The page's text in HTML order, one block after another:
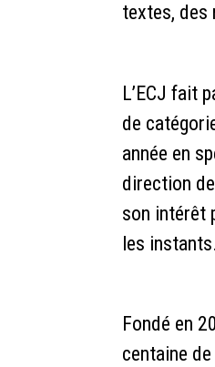
textes, des
L’ECJ fait
de
année en
direction
son intérêt
les instants.
Fondé en
centaine